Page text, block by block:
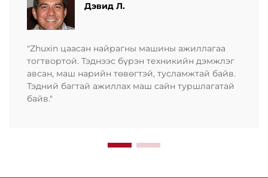
Дэвид Л.
"Zhuxin цаасан найрагны машины ажиллагаа
тогтвортой. Тэднээс бүрэн техникийн дэмжлэг
авсан, маш нарийн төвөгтэй, тусламжтай байв.
Тэдний багтай ажиллах маш сайн туршлагатай
байв."